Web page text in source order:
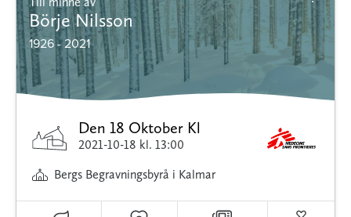
Börje Nilsson
1926 - 2021
Den 18 Oktober Kl
2021-10-18 kl. 13:00
Bergs Begravningsbyrå i Kalmar